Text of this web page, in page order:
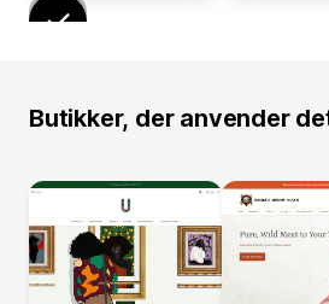
Butikker, der anvender